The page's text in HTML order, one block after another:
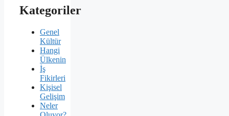
Kategoriler
Genel
Kültür
Hangi
Ülkenin
İş
Fikirleri
Kişisel
Gelişim
Neler